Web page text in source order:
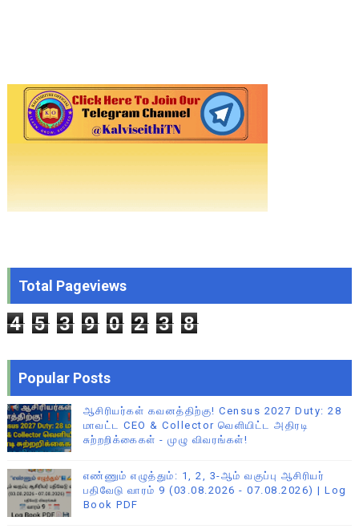
Total Pageviews
4 5 3 9 0 2 3 8
Popular Posts
ஆசிரியர்கள் கவனத்திற்கு! Census 2027 Duty: 28
மாவட்ட CEO & Collector வெளியிட்ட அதிரடி
சுற்றறிக்கைகள் - முழு விவரங்கள்!
எண்ணும் எழுத்தும்: 1, 2, 3-ஆம் வகுப்பு ஆசிரியர்
பதிவேடு வாரம் 9 (03.08.2026 - 07.08.2026) | Log
Book PDF